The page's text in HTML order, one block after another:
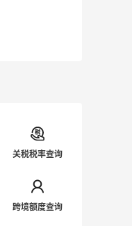
关税税率查询
跨境额度查询